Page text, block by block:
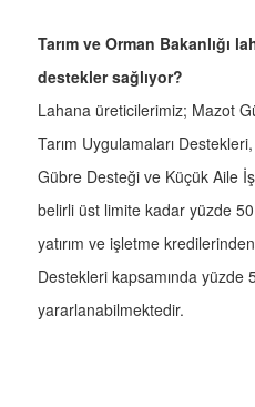
Tarım ve Orman Bakanlığı
destekler sağlıyor?
Lahana üreticilerimiz; Mazot
Tarım Uygulamaları
Gübre Desteği ve Küçük Aile
belirli üst limite kadar yüzde
yatırım ve işletme kredilerinden
Destekleri kapsamında yüzde
yararlanabilmektedir.